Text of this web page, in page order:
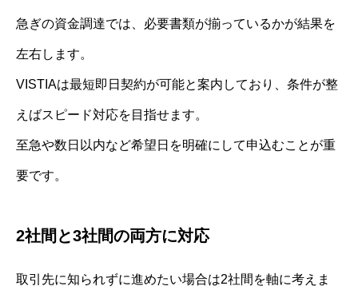
急ぎの資金調達では、必要書類が揃っているかが結果を
左右します。
VISTIAは最短即日契約が可能と案内しており、条件が整
えばスピード対応を目指せます。
至急や数日以内など希望日を明確にして申込むことが重
要です。
2社間と3社間の両方に対応
取引先に知られずに進めたい場合は2社間を軸に考えま